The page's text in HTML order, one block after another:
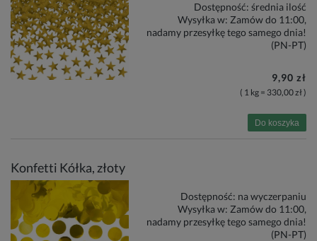
Dostępność: średnia ilość
Wysyłka w: Zamów do 11:00,
nadamy przesyłkę tego samego dnia!
(PN-PT)
9,90 zł
( 1 kg = 330,00 zł )
Do koszyka
Konfetti Kółka, złoty
Dostępność: na wyczerpaniu
Wysyłka w: Zamów do 11:00,
nadamy przesyłkę tego samego dnia!
(PN-PT)